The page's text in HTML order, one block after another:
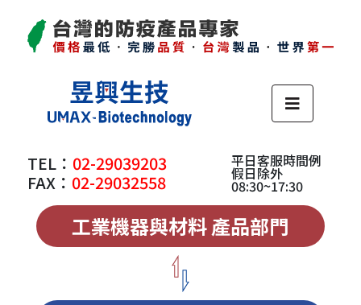
TEL： 02-29039203
FAX： 02-29032558
平日客服時間例
假日除外
08:30~17:30
工業機器與材料 產品部門